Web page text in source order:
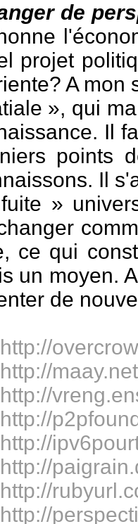
de
projet
A
», qui
Il
points
Il
»
ce qui
un moyen.
de
http://
http://
http://
http://
http://
http://
http://
http://